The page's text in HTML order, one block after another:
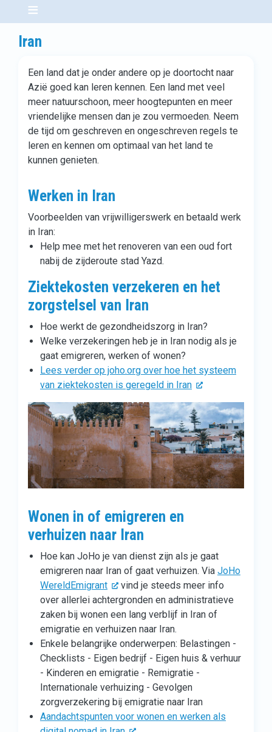
Iran
Een land dat je onder andere op je doortocht naar
Azië goed kan leren kennen. Een land met veel
meer natuurschoon, meer hoogtepunten en meer
vriendelijke mensen dan je zou vermoeden. Neem
de tijd om geschreven en ongeschreven regels te
leren en kennen om optimaal van het land te
kunnen genieten.
Werken in Iran
Voorbeelden van vrijwilligerswerk en betaald werk
in Iran:
Help mee met het renoveren van een oud fort
nabij de zijderoute stad Yazd.
Ziektekosten verzekeren en het
zorgstelsel van Iran
Hoe werkt de gezondheidszorg in Iran?
Welke verzekeringen heb je in Iran nodig als je
gaat emigreren, werken of wonen?
Lees verder op joho.org over hoe het systeem
van ziektekosten is geregeld in Iran
Wonen in of emigreren en
verhuizen naar Iran
Hoe kan JoHo je van dienst zijn als je gaat
emigreren naar Iran of gaat verhuizen. Via JoHo
WereldEmigrant
vind je steeds meer info
over allerlei achtergronden en administratieve
zaken bij wonen een lang verblijf in Iran of
emigratie en verhuizen naar Iran.
Enkele belangrijke onderwerpen: Belastingen -
Checklists - Eigen bedrijf - Eigen huis & verhuur
- Kinderen en emigratie - Remigratie -
Internationale verhuizing - Gevolgen
zorgverzekering bij emigratie naar Iran
Aandachtspunten voor wonen en werken als